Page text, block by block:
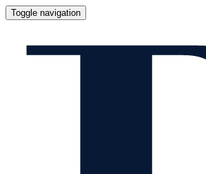
Toggle navigation